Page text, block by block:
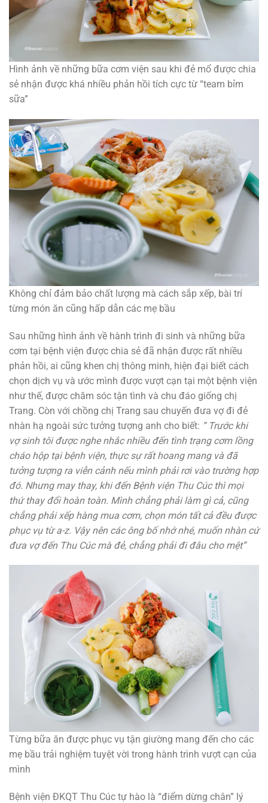
Hình ảnh về những bữa cơm viện sau khi đẻ mổ được chia
sẻ nhận được khá nhiều phản hồi tích cực từ “team bỉm
sữa”
Không chỉ đảm bảo chất lượng mà cách sắp xếp, bài trí
từng món ăn cũng hấp dẫn các mẹ bầu
Sau những hình ảnh về hành trình đi sinh và những bữa
cơm tại bệnh viện được chia sẻ đã nhận được rất nhiều
phản hồi, ai cũng khen chị thông minh, hiện đại biết cách
chọn dịch vụ và ước mình được vượt cạn tại một bệnh viện
như thế, được chăm sóc tận tình và chu đáo giống chị
Trang. Còn với chồng chị Trang sau chuyến đưa vợ đi đẻ
nhàn hạ ngoài sức tưởng tượng anh cho biết: ” Trước khi
vợ sinh tôi được nghe nhắc nhiều đến tình trạng cơm lồng
cháo hộp tại bệnh viện, thực sự rất hoang mang và đã
tưởng tượng ra viễn cảnh nếu mình phải rơi vào trường hợp
đó. Nhưng may thay, khi đến Bệnh viện Thu Cúc thì mọi
thứ thay đổi hoàn toàn. Mình chẳng phải làm gì cả, cũng
chẳng phải xếp hàng mua cơm, chọn món tất cả đều được
phục vụ từ a-z. Vậy nên các ông bố nhớ nhé, muốn nhàn cứ
đưa vợ đến Thu Cúc mà đẻ, chẳng phải đi đâu cho mệt”
Từng bữa ăn được phục vụ tận giường mang đến cho các
mẹ bầu trải nghiệm tuyệt vời trong hành trình vượt cạn của
mình
Bệnh viện ĐKQT Thu Cúc tự hào là “điểm dừng chân” lý